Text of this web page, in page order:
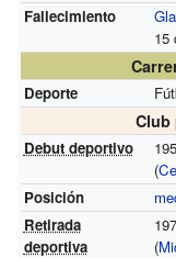
Fallecimiento
15
Deporte
Club
Debut deportivo
(
Posición
Retirada
deportiva
(